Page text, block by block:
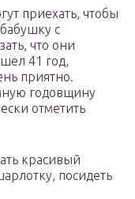
приехать, чтобы
с
что они
41 год,
приятно.
годовщину
отметить
красивый
посидеть